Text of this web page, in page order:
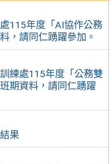
115年度「AI協作公務
，請同仁踴躍參加。
練處115年度「公務雙
期資料，請同仁踴躍
果